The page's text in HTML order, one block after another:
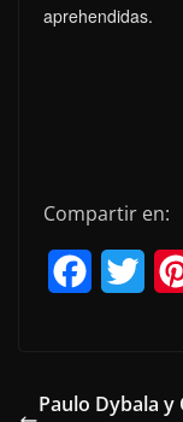
aprehendidas.
Compartir en:
e
t
Paulo Dybala